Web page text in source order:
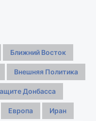
Ближний Восток
Внешняя Политика
Донбасса
Европа Иран